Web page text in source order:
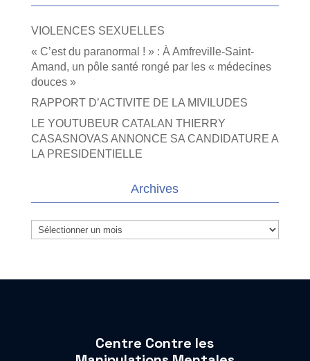
VIOLENCES SEXUELLES
« C’est du paranormal ! » : À Amfreville-Saint-
Amand, un pôle santé rongé par les « médecines
douces »
RAPPORT D’ACTIVITE DE LA MIVILUDES
LE YOUTUBEUR CATALAN THIERRY
CASASNOVAS ANNONCE SA CANDIDATURE A
LA PRESIDENTIELLE
Archives
Archives
Centre Contre les